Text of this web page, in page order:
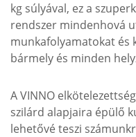
kg súlyával, ez a
rendszer mindenhová
munkafolyamatokat és
bármely és minden
A VINNO
szilárd alapjaira épülő
lehetővé teszi